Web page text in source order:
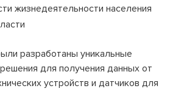
жизнедеятельности населения
разработаны уникальные
для получения данных от
устройств и датчиков для